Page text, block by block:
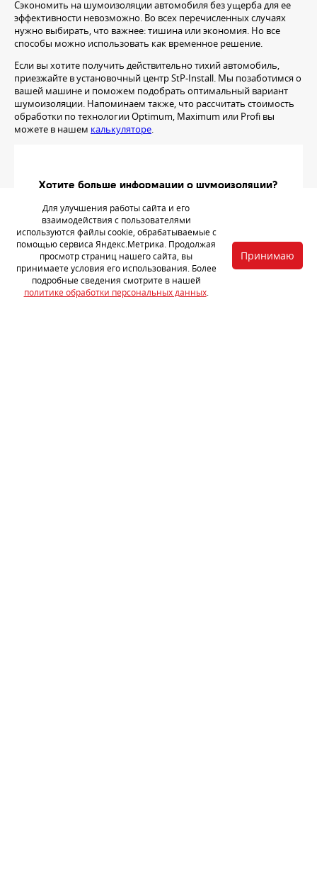
Сэкономить на шумоизоляции автомобиля без ущерба для ее
эффективности невозможно. Во всех перечисленных случаях
нужно выбирать, что важнее: тишина или экономия. Но все
способы можно использовать как временное решение.
Если вы хотите получить действительно тихий автомобиль,
приезжайте в установочный центр StP-Install. Мы позаботимся о
вашей машине и поможем подобрать оптимальный вариант
шумоизоляции. Напоминаем также, что рассчитать стоимость
обработки по технологии Optimum, Maximum или Profi вы
можете в нашем калькуляторе.
Хотите больше информации о шумоизоляции?
8 (4932) 466-466
или подайте заявку на установку
Для улучшения работы сайта и его
взаимодействия с пользователями
используются файлы cookie, обрабатываемые с
помощью сервиса Яндекс.Метрика. Продолжая
просмотр страниц нашего сайта, вы
принимаете условия его использования. Более
подробные сведения смотрите в нашей
политике обработки персональных данных.
Принимаю